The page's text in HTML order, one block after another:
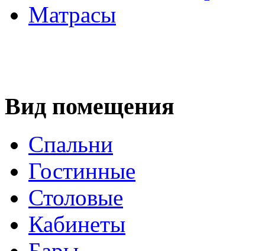
Матрасы
Вид помещения
Спальни
Гостинные
Столовые
Кабинеты